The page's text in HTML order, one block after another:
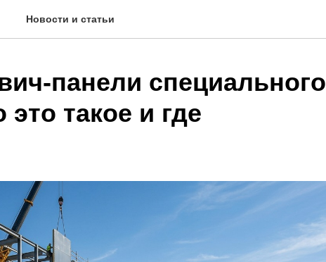
Новости и статьи
панели специального
это такое и где